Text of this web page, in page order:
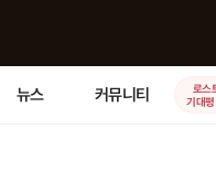
뉴스 커뮤니티
로스
기대